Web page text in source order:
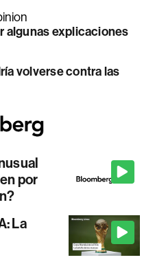
algunas explicaciones
volverse contra las
por
La